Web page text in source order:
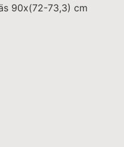
90x(72-73,3) cm